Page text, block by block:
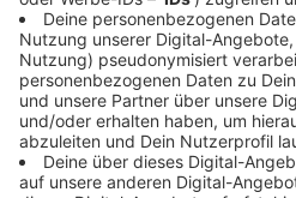
Anzeige
In Moers haben Unbekannte
Freizeitpark einen
löste einen größeren Einsatz
aus. Zusammen mit einer